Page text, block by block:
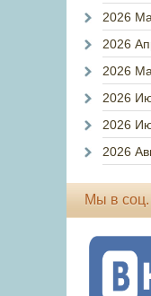
2026
2026
2026
2026
2026
2026
Мы в соц.